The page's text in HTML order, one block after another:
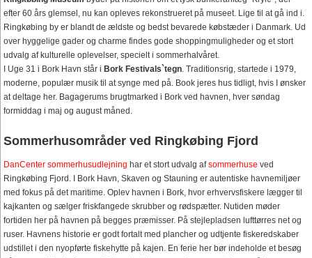
efter 60 års glemsel, nu kan opleves rekonstrueret på museet. Lige til at gå ind i.
Ringkøbing by er blandt de ældste og bedst bevarede købstæder i Danmark. Ud
over hyggelige gader og charme findes gode shoppingmuligheder og et stort
udvalg af kulturelle oplevelser, specielt i sommerhalvåret.
I Uge 31 i Bork Havn står i Bork Festivals`tegn. Traditionsrig, startede i 1979,
moderne, populær musik til at synge med på. Book jeres hus tidligt, hvis I ønsker
at deltage her. Bagagerums brugtmarked i Bork ved havnen, hver søndag
formiddag i maj og august måned.
Sommerhusområder ved Ringkøbing Fjord
DanCenter sommerhusudlejning har et stort udvalg afsommerhuse ved
Ringkøbing Fjord. I Bork Havn, Skaven og Stauning er autentiske havnemiljøer
med fokus på det maritime. Oplev havnen i Bork, hvor erhvervsfiskere lægger til
kajkanten og sælger friskfangede skrubber og rødspætter. Nutiden møder
fortiden her på havnen på begges præmisser. På stejlepladsen lufttørres net og
ruser. Havnens historie er godt fortalt med plancher og udtjente fiskeredskaber
udstillet i den nyopførte fiskehytte på kajen. En ferie her bør indeholde et besøg